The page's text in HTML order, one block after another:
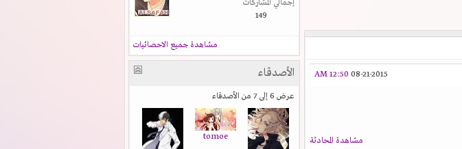
08-21-2015
12:50 AM
مشاهدة المحادثة
إجمالي المشاركات
149
مشاهدة جميع الاحصائيات
الأصدقاء
عرض 6 إلى 7 من الأصدقاء
tomoe